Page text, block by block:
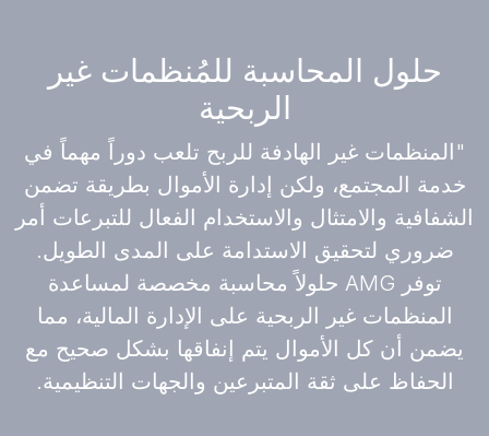
حلول المحاسبة للمُنظمات غير
الربحية
"المنظمات غير الهادفة للربح تلعب دوراً مهماً في
خدمة المجتمع، ولكن إدارة الأموال بطريقة تضمن
الشفافية والامتثال والاستخدام الفعال للتبرعات أمر
ضروري لتحقيق الاستدامة على المدى الطويل.
توفر AMG حلولاً محاسبة مخصصة لمساعدة
المنظمات غير الربحية على الإدارة المالية، مما
يضمن أن كل الأموال يتم إنفاقها بشكل صحيح مع
الحفاظ على ثقة المتبرعين والجهات التنظيمية.